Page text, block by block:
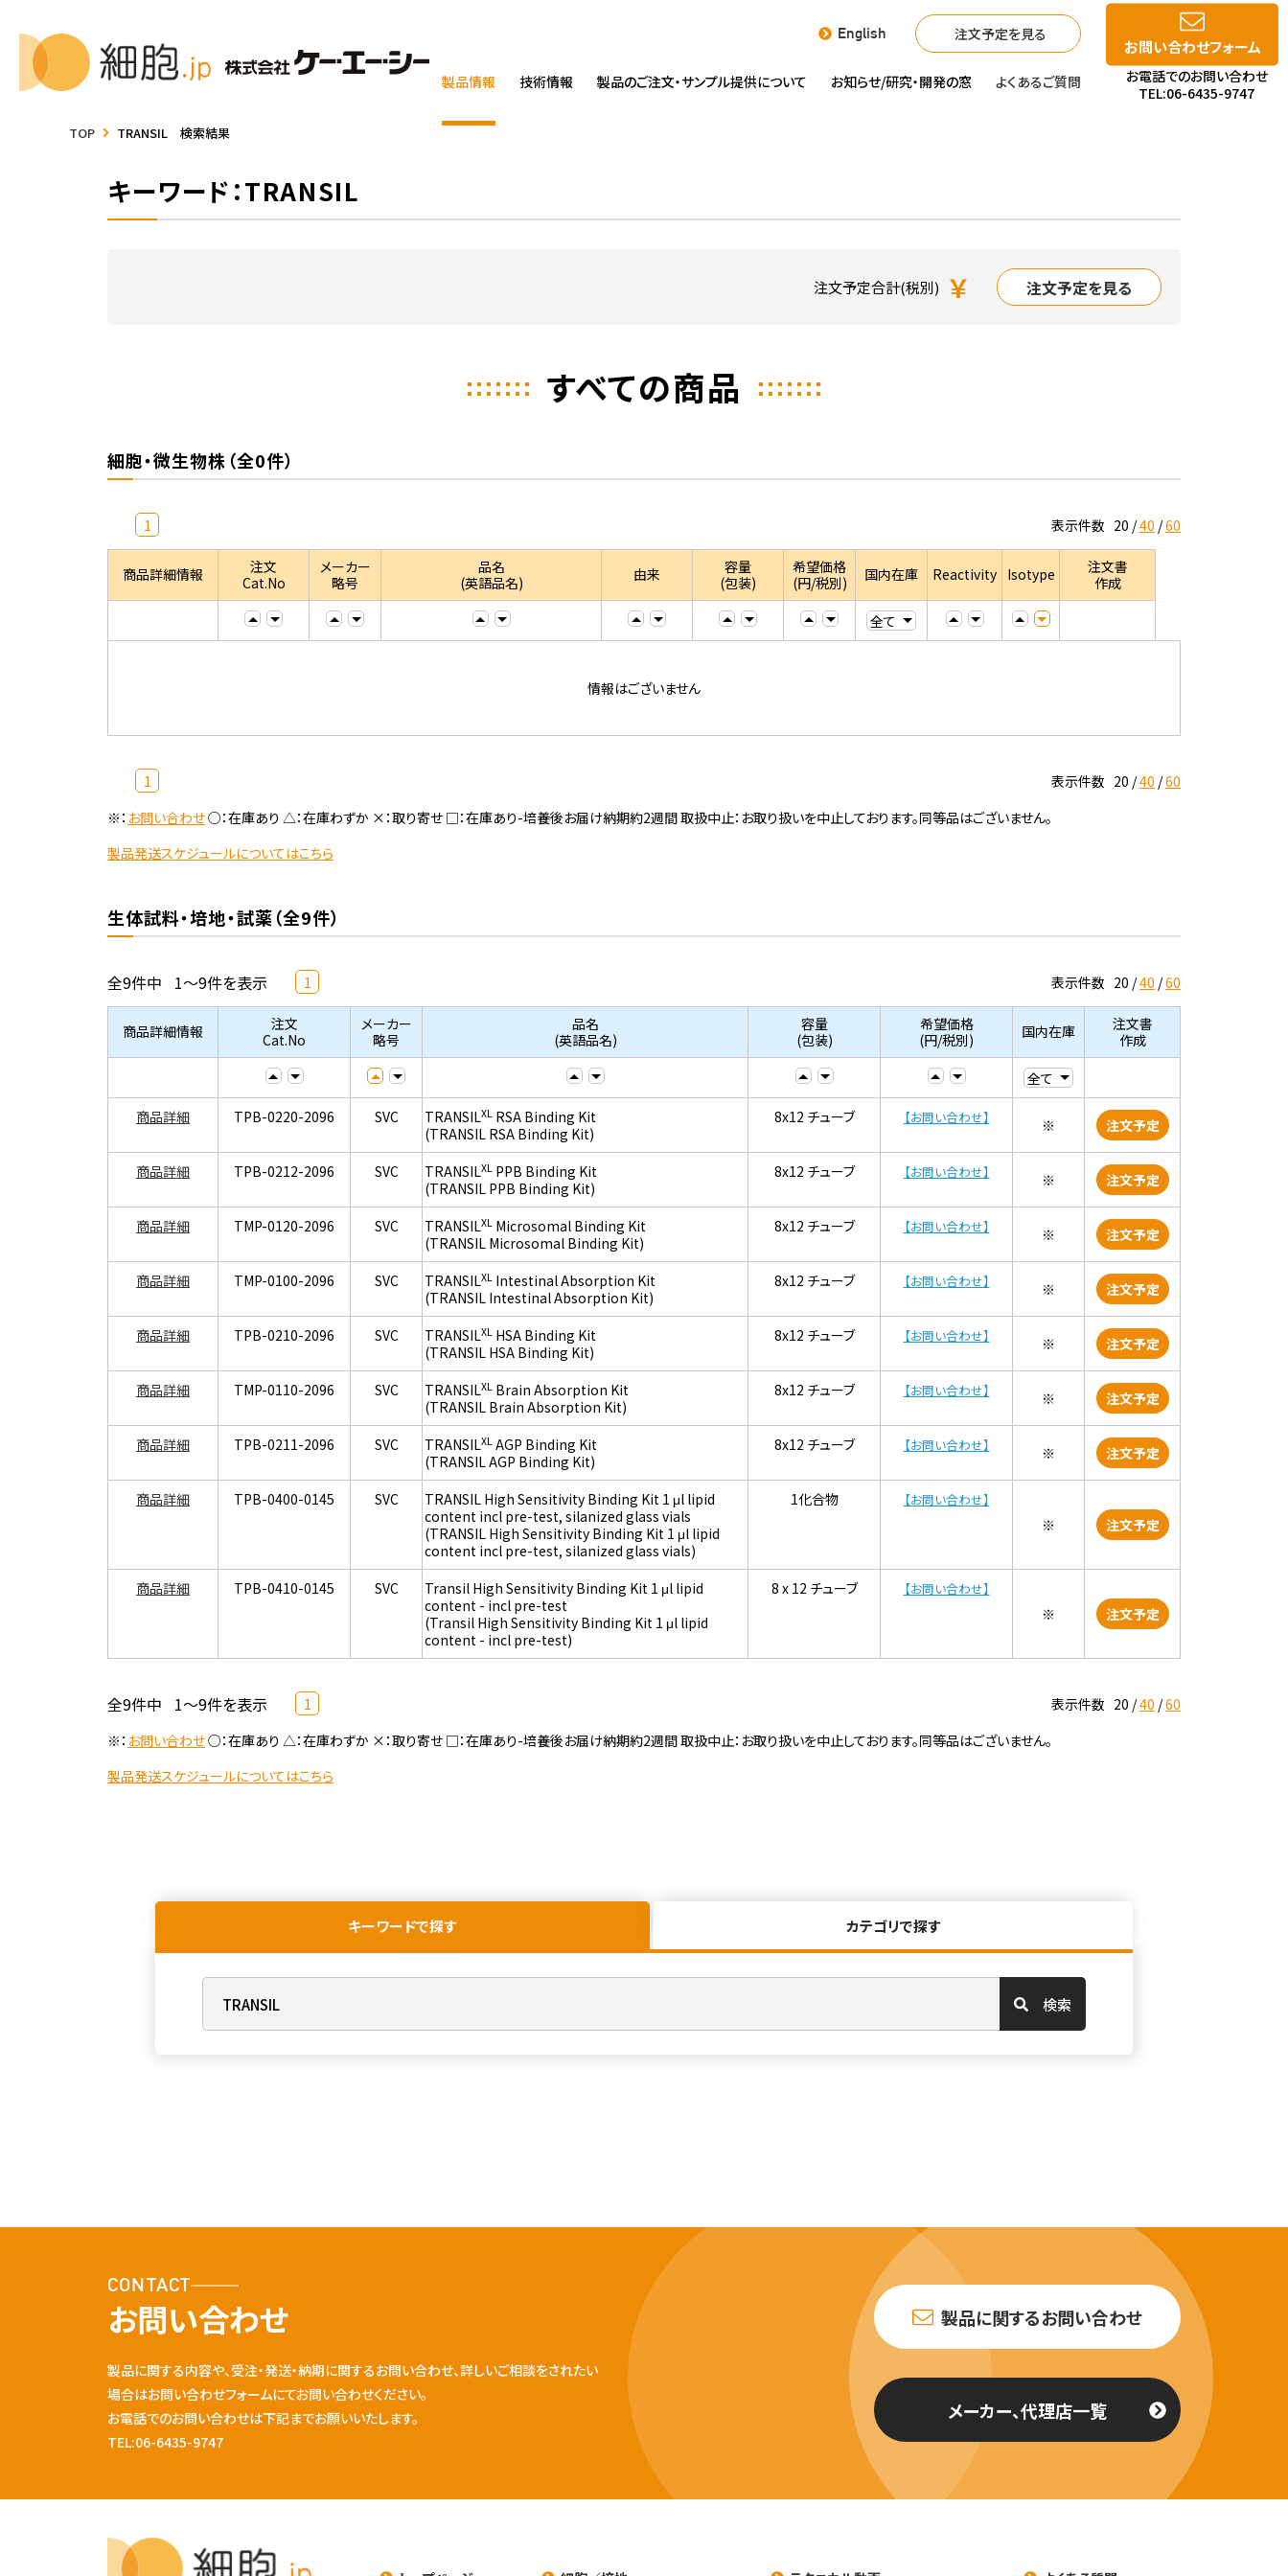
English 注文予定を見る
製品情報 技術情報 製品のご注文・サンプル提供について お知らせ/研究・開発の窓 よくあるご質問
お問い合わせフォーム
お電話でのお問い合わせ
TEL:06-6435-9747
TOP TRANSIL 検索結果
キーワード：TRANSIL
注文予定合計(税別) ￥ 注文予定を見る
すべての商品
細胞・微生物株（全0件）
1 表示件数 20 40 60
商品詳細情報
注文
Cat.No
メーカー
略号
品名
(英語品名)
由来
容量
(包装)
希望価格
(円/税別)
国内在庫 Reactivity Isotype
注文書
作成
情報はございません
1 表示件数 20 40 60
※： お問い合わせ○：在庫あり △：在庫わずか ×：取り寄せ □：在庫あり-培養後お届け納期約2週間 取扱中止：お取り扱いを中止しております。同等品はございません。
製品発送スケジュールについてはこちら
生体試料・培地・試薬（全9件）
全9件中 1～9件を表示 1 表示件数 20 40 60
商品詳細情報
注文
Cat.No
メーカー
略号
品名
(英語品名)
容量
(包装)
希望価格
(円/税別)
国内在庫
注文書
作成
商品詳細 TPB-0220-2096 SVC TRANSILXL RSA Binding Kit
(TRANSIL RSA Binding Kit)
8x12 チューブ 【お問い合わせ】 ※ 注文予定
商品詳細 TPB-0212-2096 SVC TRANSILXL PPB Binding Kit
(TRANSIL PPB Binding Kit)
8x12 チューブ 【お問い合わせ】 ※ 注文予定
商品詳細 TMP-0120-2096 SVC TRANSILXL Microsomal Binding Kit
(TRANSIL Microsomal Binding Kit)
8x12 チューブ 【お問い合わせ】 ※ 注文予定
商品詳細 TMP-0100-2096 SVC TRANSILXL Intestinal Absorption Kit
(TRANSIL Intestinal Absorption Kit)
8x12 チューブ 【お問い合わせ】 ※ 注文予定
商品詳細 TPB-0210-2096 SVC TRANSILXL HSA Binding Kit
(TRANSIL HSA Binding Kit)
8x12 チューブ 【お問い合わせ】 ※ 注文予定
商品詳細 TMP-0110-2096 SVC TRANSILXL Brain Absorption Kit
(TRANSIL Brain Absorption Kit)
8x12 チューブ 【お問い合わせ】 ※ 注文予定
商品詳細 TPB-0211-2096 SVC TRANSILXL AGP Binding Kit
(TRANSIL AGP Binding Kit)
8x12 チューブ 【お問い合わせ】 ※ 注文予定
商品詳細 TPB-0400-0145 SVC
TRANSIL High Sensitivity Binding Kit 1 μl lipid
content incl pre-test, silanized glass vials
(TRANSIL High Sensitivity Binding Kit 1 μl lipid
content incl pre-test, silanized glass vials)
1化合物 【お問い合わせ】
※ 注文予定
商品詳細 TPB-0410-0145 SVC
Transil High Sensitivity Binding Kit 1 μl lipid
content - incl pre-test
(Transil High Sensitivity Binding Kit 1 μl lipid
content - incl pre-test)
8 x 12 チューブ 【お問い合わせ】
※ 注文予定
全9件中 1～9件を表示 1 表示件数 20 40 60
※： お問い合わせ○：在庫あり △：在庫わずか ×：取り寄せ □：在庫あり-培養後お届け納期約2週間 取扱中止：お取り扱いを中止しております。同等品はございません。
製品発送スケジュールについてはこちら
キーワードで探す カテゴリで探す
検索
CONTACT
お問い合わせ
製品に関する内容や、受注・発送・納期に関するお問い合わせ、詳しいご相談をされたい
場合はお問い合わせフォームにてお問い合わせください。
お電話でのお問い合わせは下記までお願いいたします。
TEL:06-6435-9747
製品に関するお問い合わせ
メーカー、代理店一覧